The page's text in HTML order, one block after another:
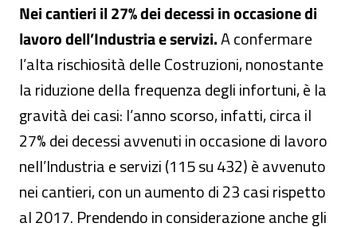
Nei cantieri il 27% dei decessi in occasione di
lavoro dell’Industria e servizi.A confermare
l’alta rischiosità delle Costruzioni, nonostante
la riduzione della frequenza degli infortuni, è la
gravità dei casi: l’anno scorso, infatti, circa il
27% dei decessi avvenuti in occasione di lavoro
nell’Industria e servizi (115 su 432) è avvenuto
nei cantieri, con un aumento di 23 casi rispetto
al 2017. Prendendo in considerazione anche gli